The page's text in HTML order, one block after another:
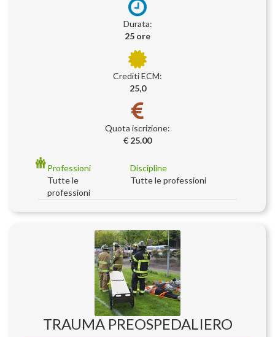
Durata:
25 ore
Crediti ECM:
25,0
Quota iscrizione:
€ 25.00
Professioni
Discipline
Tutte le
professioni
Tutte le professioni
TRAUMA PREOSPEDALIERO